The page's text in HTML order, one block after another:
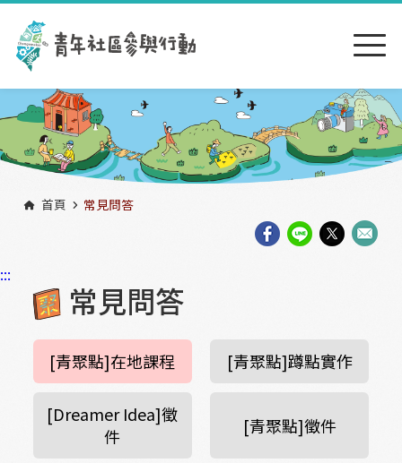
跳到主要內容區塊
首頁 常見問答
:::
常見問答
[青聚點]在地課程 [青聚點]蹲點實作
[Dreamer Idea]徵
件
[青聚點]徵件